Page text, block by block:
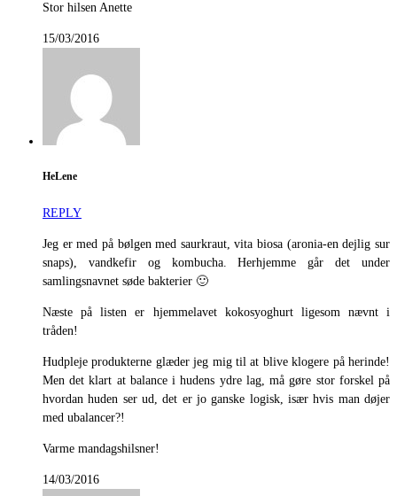
Stor hilsen Anette
15/03/2016
HeLene
REPLY
Jeg er med på bølgen med saurkraut, vita biosa (aronia-en dejlig sur
snaps), vandkefir og kombucha. Herhjemme går det under
samlingsnavnet søde bakterier 🙂
Næste på listen er hjemmelavet kokosyoghurt ligesom nævnt i
tråden!
Hudpleje produkterne glæder jeg mig til at blive klogere på herinde!
Men det klart at balance i hudens ydre lag, må gøre stor forskel på
hvordan huden ser ud, det er jo ganske logisk, især hvis man døjer
med ubalancer?!
Varme mandagshilsner!
14/03/2016